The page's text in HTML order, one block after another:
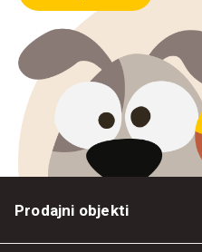
Prodajni objekti